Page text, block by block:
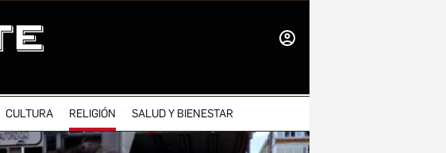
CULTURA RELIGIÓN SALUD Y BIENESTAR